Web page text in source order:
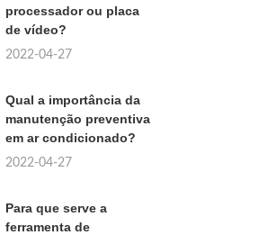
processador ou placa
de vídeo?
2022-04-27
Qual a importância da
manutenção preventiva
em ar condicionado?
2022-04-27
Para que serve a
ferramenta de